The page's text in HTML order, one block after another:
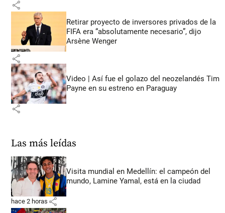
share
Retirar proyecto de inversores privados de la
FIFA era “absolutamente necesario”, dijo
Arsène Wenger
share
Video | Así fue el golazo del neozelandés Tim
Payne en su estreno en Paraguay
share
Las más leídas
Visita mundial en Medellín: el campeón del
mundo, Lamine Yamal, está en la ciudad
hace 2 horas share